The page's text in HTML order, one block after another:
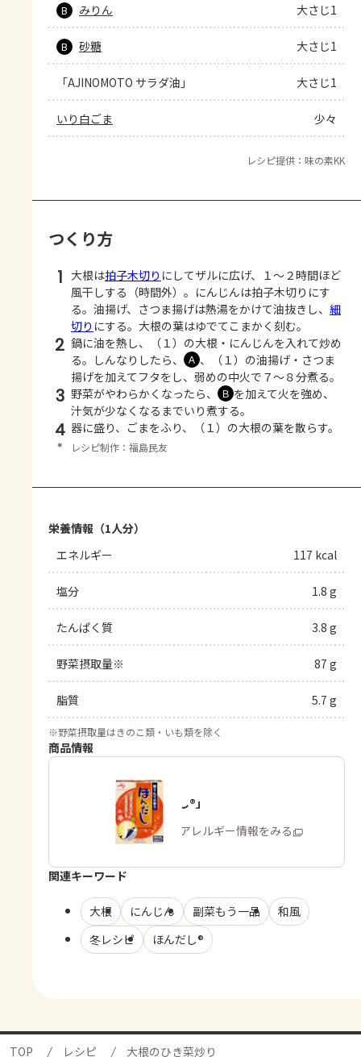
B みりん 大さじ1
B 砂糖 大さじ1
「AJINOMOTO サラダ油」 大さじ1
いり白ごま 少々
レシピ提供：味の素KK
つくり方
1 大根は拍子木切り にしてザルに広げ、１～２時間ほど
風干しする（時間外）。にんじんは拍子木切りにす
る。油揚げ、さつま揚げは熱湯をかけて油抜きし、 細
切り にする。大根の葉はゆでてこまかく刻む。
2 鍋に油を熱し、（１）の大根・にんじんを入れて炒め
る。しんなりしたら、
Ａ 、（１）の油揚げ・さつま
揚げを加えてフタをし、弱めの中火で７～８分煮る。
3 野菜がやわらかくなったら、 Ｂ を加えて火を強め、
汁気が少なくなるまでいり煮する。
4 器に盛り、ごまをふり、（１）の大根の葉を散らす。
＊ レシピ制作：福島民友
栄養情報（1人分）
エネルギー
117 kcal
塩分 1.8 g
たんぱく質 3.8 g
野菜摂取量※ 87 g
脂質 5.7 g
※野菜摂取量はきのこ類・いも類を除く
商品情報
「ほんだし®」
商品・アレルギー情報をみる
関連キーワード
大根 にんじん 副菜もう一品
和風
冬レシピ
ほんだし®
TOP レシピ 大根のひき菜炒り